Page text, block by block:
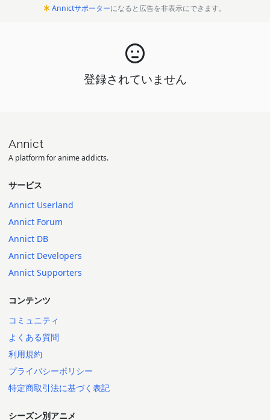
Annictサポーターになると広告を非表示にできます。
登録されていません
Annict
A platform for anime addicts.
サービス
Annict Userland
Annict Forum
Annict DB
Annict Developers
Annict Supporters
コンテンツ
コミュニティ
よくある質問
利用規約
プライバシーポリシー
特定商取引法に基づく表記
シーズン別アニメ